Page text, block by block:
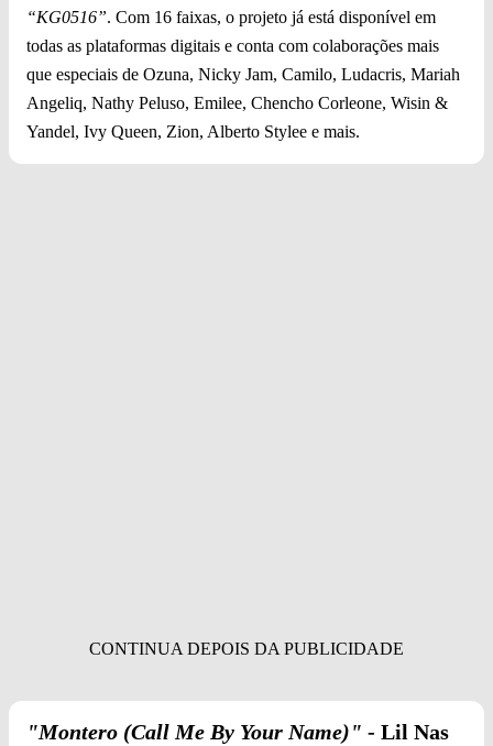
“KG0516”. Com 16 faixas, o projeto já está disponível em
todas as plataformas digitais e conta com colaborações mais
que especiais de Ozuna, Nicky Jam, Camilo, Ludacris, Mariah
Angeliq, Nathy Peluso, Emilee, Chencho Corleone, Wisin &
Yandel, Ivy Queen, Zion, Alberto Stylee e mais.
"Montero (Call Me By Your Name)" - Lil Nas